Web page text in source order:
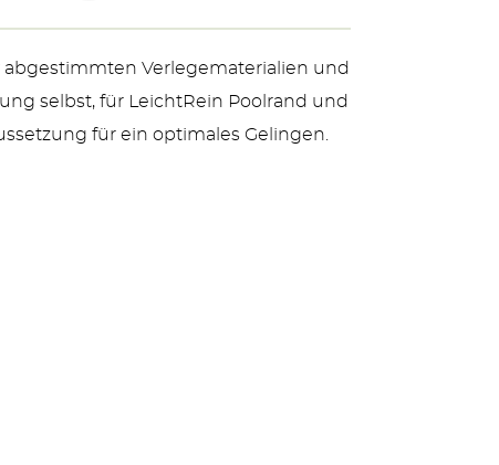
abgestimmten Verlegematerialien und
selbst, für LeichtRein Poolrand und
für ein optimales Gelingen.